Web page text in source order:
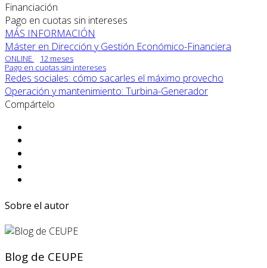
Financiación
Pago en cuotas sin intereses
MÁS INFORMACIÓN
Máster en Dirección y Gestión Económico-Financiera
ONLINE
12 meses
Pago en cuotas sin intereses
Redes sociales: cómo sacarles el máximo provecho
Operación y mantenimiento: Turbina-Generador
Compártelo
Sobre el autor
Blog de CEUPE